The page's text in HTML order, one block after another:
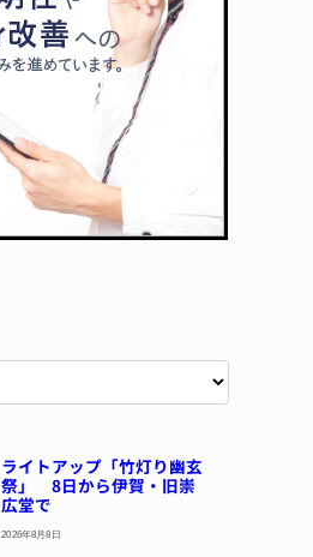
ライトアップ「竹灯り幽玄
祭」 8日から伊賀・旧崇
広堂で
2026年8月8日